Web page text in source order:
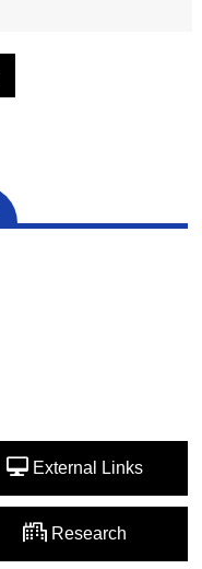
External Links
Research